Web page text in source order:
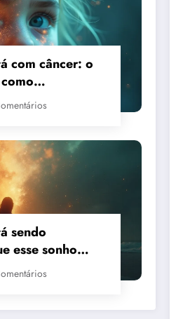
com câncer: o
sendo
esse sonho